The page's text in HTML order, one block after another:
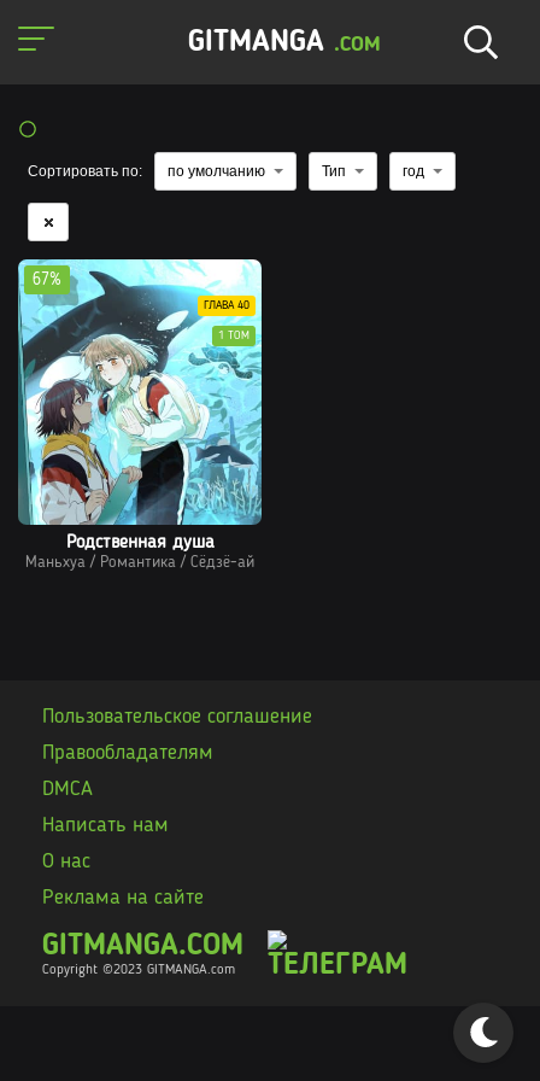
GITMANGA .COM
Сортировать по: по умолчанию Тип год
Родственная душа
Маньхуа / Романтика / Сёдзё-ай
67%
ГЛАВА 40
1 ТОМ
GITMANGA.COM
Copyright ©2023 GITMANGA.com
Пользовательское соглашение
Правообладателям
DMCA
Написать нам
О нас
Реклама на сайте